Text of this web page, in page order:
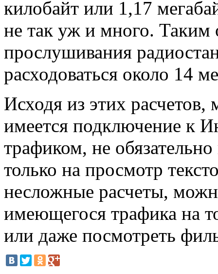
килобайт или 1,17
не так уж и много. Таким
прослушивания
расходоваться около 14
Исходя из этих
имеется подключение к
трафиком, не
только на просмотр
несложные расчеты,
имеющегося трафика на
или даже посмотреть